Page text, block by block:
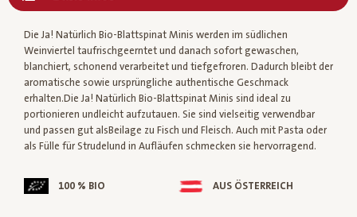
Die Ja! Natürlich Bio-Blattspinat Minis werden im südlichen
Weinviertel taufrischgeerntet und danach sofort gewaschen,
blanchiert, schonend verarbeitet und tiefgefroren. Dadurch bleibt der
aromatische sowie ursprüngliche authentische Geschmack
erhalten.Die Ja! Natürlich Bio-Blattspinat Minis sind ideal zu
portionieren undleicht aufzutauen. Sie sind vielseitig verwendbar
und passen gut alsBeilage zu Fisch und Fleisch. Auch mit Pasta oder
als Fülle für Strudelund in Aufläufen schmecken sie hervorragend.
100 % BIO AUS ÖSTERREICH